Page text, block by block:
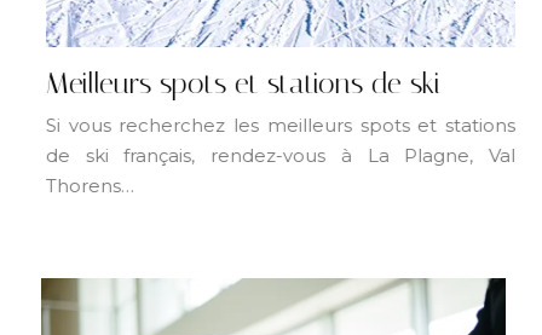
Meilleurs spots et stations de ski
Si vous recherchez les meilleurs spots et stations
de ski français, rendez-vous à La Plagne, Val
Thorens…